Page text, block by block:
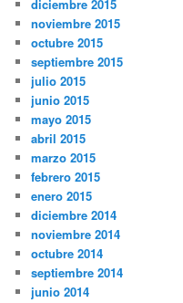
diciembre 2015
noviembre 2015
octubre 2015
septiembre 2015
julio 2015
junio 2015
mayo 2015
abril 2015
marzo 2015
febrero 2015
enero 2015
diciembre 2014
noviembre 2014
octubre 2014
septiembre 2014
junio 2014